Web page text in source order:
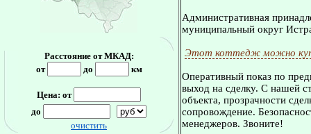
Расстояние от МКАД:
от
до км
Цена: от
до
очистить
Административная
муниципальный округ
Этот коттедж можно
Оперативный показ по
выход на сделку. С нашей
объекта, прозрачности
сопровождение.
менеджеров. Звоните!